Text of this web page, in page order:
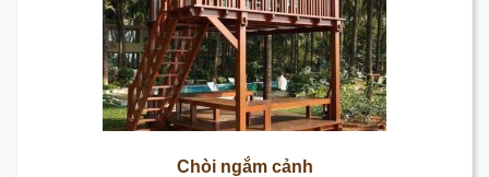
Chòi ngắm cảnh